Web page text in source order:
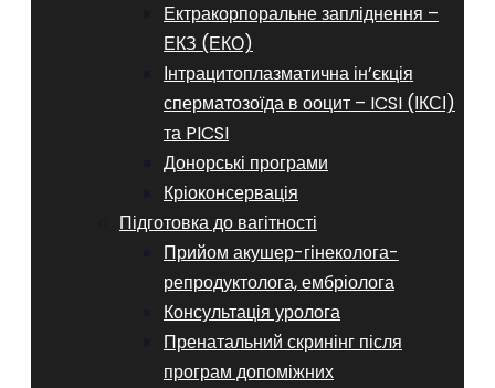
Ектракорпоральне запліднення –
ЕКЗ (ЕКО)
Інтрацитоплазматична ін’єкція
сперматозоїда в ооцит – ICSI (ІКСІ)
та PICSI
Донорські програми
Кріоконсервація
Підготовка до вагітності
Прийом акушер-гінеколога-
репродуктолога, ембріолога
Консультація уролога
Пренатальний скринінг після
програм допоміжних